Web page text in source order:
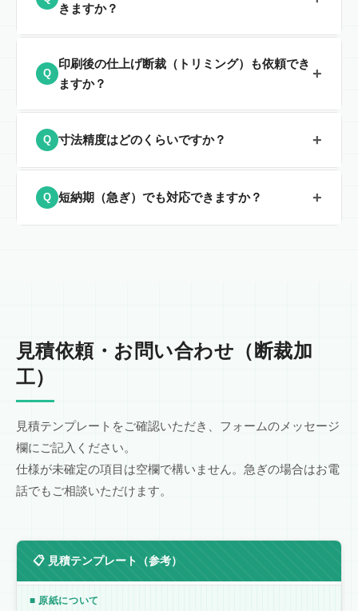
活用ください）。
サイズ・枚数をお問い合わせフォームまたはお電話にて
で、まずはご相談ください。
きますか？
可能です。原紙の条件（サイズ・枚数・紙厚）や荷姿に
よって最適な手順をご案内します。持ち込み・直送いず
Q
印刷後の仕上げ断裁（トリミング）も依頼でき
ますか？
+
はい、印刷物の仕上げ断裁にも対応しております。印刷
会社様からの外注として、A列規格・B列規格等への断
裁をお任せいただけます。
Q 寸法精度はどのくらいですか？ +
当社のギロチンマシンは寸法精度±0.1mmで仕上げま
す。さらに専門の検品担当者が常時仕上がり製品を目視
Q 短納期（急ぎ）でも対応できますか？ +
見積依頼・お問い合わせ（断裁加
工）
見積テンプレートをご確認いただき、フォームのメッセージ
欄にご記入ください。
仕様が未確定の項目は空欄で構いません。急ぎの場合はお電
話でもご相談いただけます。
📋 見積テンプレート（参考）
■ 原紙について